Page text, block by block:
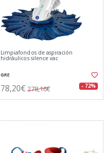
Limpiafondos de aspiración
hidráulicos silence vac
GRE
78,20€ 278,16€ - 72%